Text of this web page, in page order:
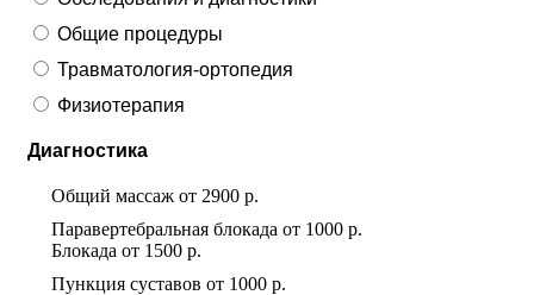
Общие процедуры
Травматология-ортопедия
Физиотерапия
Диагностика
Общий массаж от 2900 р.
Паравертебральная блокада от 1000 р.
Блокада от 1500 р.
Пункция суставов от 1000 р.